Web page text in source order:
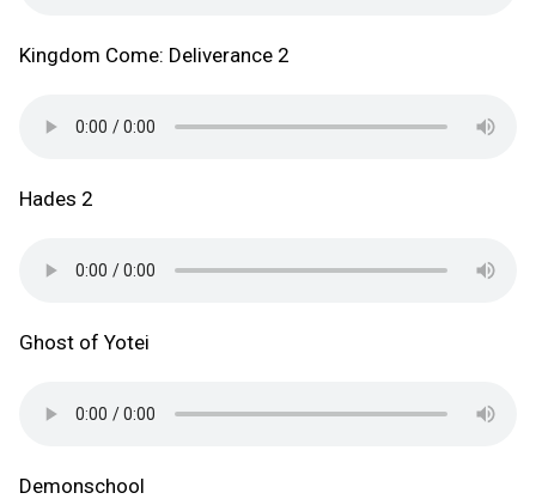
Kingdom Come: Deliverance 2
Hades 2
Ghost of Yotei
Demonschool